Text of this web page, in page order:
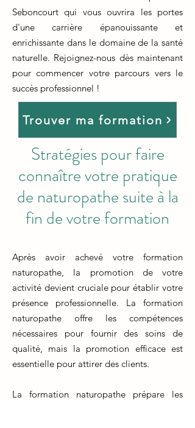
Seboncourt qui vous ouvrira les portes
d'une carrière épanouissante et
enrichissante dans le domaine de la santé
naturelle. Rejoignez-nous dès maintenant
pour commencer votre parcours vers le
succès professionnel !
Trouver ma formation
Stratégies pour faire
connaître votre pratique
de naturopathe suite à la
fin de votre formation
Après avoir achevé votre formation
naturopathe, la promotion de votre
activité devient cruciale pour établir votre
présence professionnelle. La formation
naturopathe offre les compétences
nécessaires pour fournir des soins de
qualité, mais la promotion efficace est
essentielle pour attirer des clients.
La formation naturopathe prépare les